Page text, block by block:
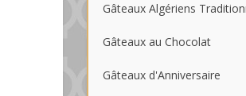
Gâteaux Algériens
Gâteaux au Chocolat
Gâteaux d'Anniversaire